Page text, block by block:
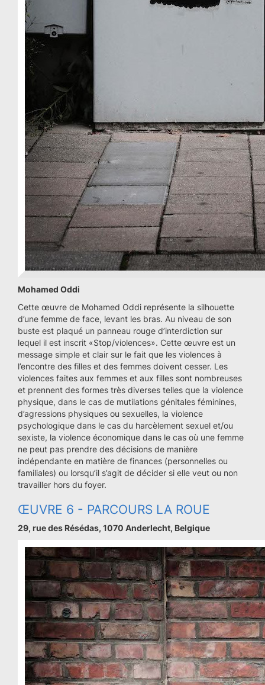
Mohamed Oddi
Cette œuvre de Mohamed Oddi représente la silhouette
d’une femme de face, levant les bras. Au niveau de son
buste est plaqué un panneau rouge d’interdiction sur
lequel il est inscrit «Stop/violences». Cette œuvre est un
message simple et clair sur le fait que les violences à
l’encontre des filles et des femmes doivent cesser. Les
violences faites aux femmes et aux filles sont nombreuses
et prennent des formes très diverses telles que la violence
physique, dans le cas de mutilations génitales féminines,
d’agressions physiques ou sexuelles, la violence
psychologique dans le cas du harcèlement sexuel et/ou
sexiste, la violence économique dans le cas où une femme
ne peut pas prendre des décisions de manière
indépendante en matière de finances (personnelles ou
familiales) ou lorsqu’il s’agit de décider si elle veut ou non
travailler hors du foyer.
ŒUVRE 6 - PARCOURS LA ROUE
29, rue des Résédas, 1070 Anderlecht, Belgique